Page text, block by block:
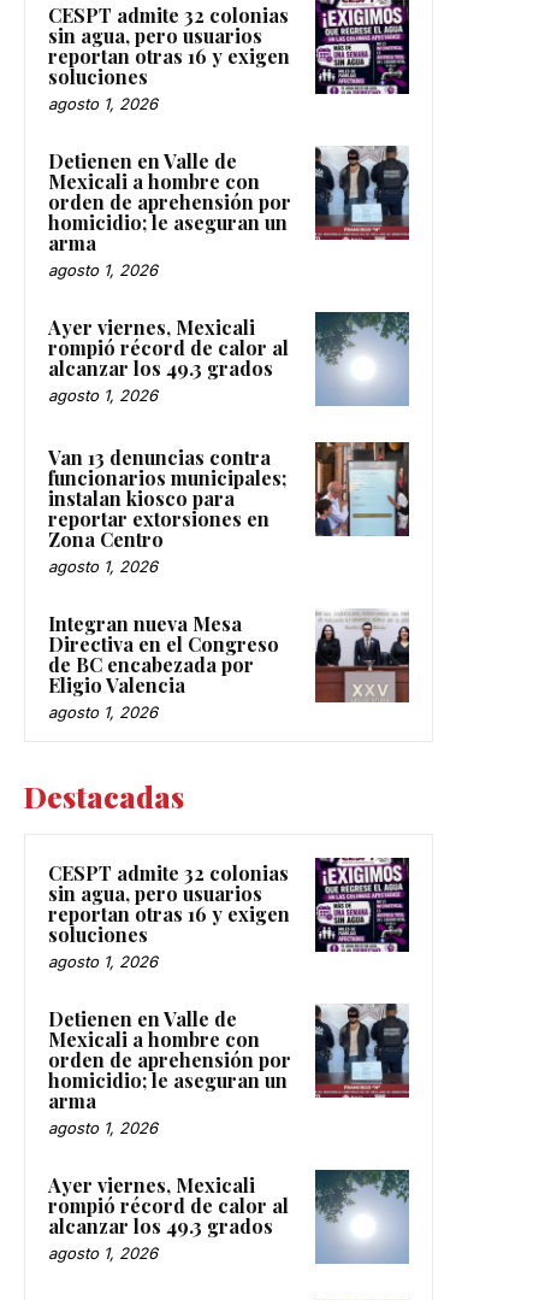
CESPT admite 32 colonias
sin agua, pero usuarios
reportan otras 16 y exigen
soluciones
agosto 1, 2026
Detienen en Valle de
Mexicali a hombre con
orden de aprehensión por
homicidio; le aseguran un
arma
agosto 1, 2026
Ayer viernes, Mexicali
rompió récord de calor al
alcanzar los 49.3 grados
agosto 1, 2026
Van 13 denuncias contra
funcionarios municipales;
instalan kiosco para
reportar extorsiones en
Zona Centro
agosto 1, 2026
Integran nueva Mesa
Directiva en el Congreso
de BC encabezada por
Eligio Valencia
agosto 1, 2026
Destacadas
CESPT admite 32 colonias
sin agua, pero usuarios
reportan otras 16 y exigen
soluciones
agosto 1, 2026
Detienen en Valle de
Mexicali a hombre con
orden de aprehensión por
homicidio; le aseguran un
arma
agosto 1, 2026
Ayer viernes, Mexicali
rompió récord de calor al
alcanzar los 49.3 grados
agosto 1, 2026